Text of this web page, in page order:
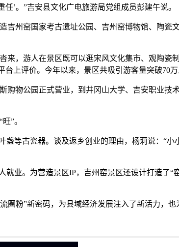
’。”吉安县文化广电旅游局党组成员彭建午说。
州窑国家考古遗址公园、吉州窑博物馆、陶瓷
，游人在景区既可以逛宋风文化集市、观陶瓷
上评价。今年以来，景区共吸引游客量突破70
物公园正式营业，到井冈山大学、吉安职业技
”。
等古瓷器。谈及返乡创业的理由，杨莉说：“
业。为营造景区IP，吉州窑景区还设计打造了“
圈粉”新密码，为县域经济发展注入了新活力，也